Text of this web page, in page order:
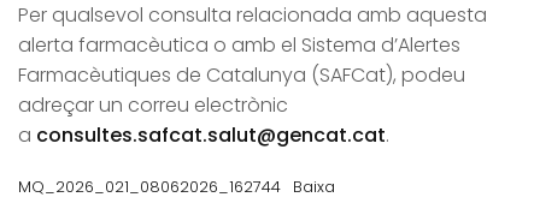
Per qualsevol consulta relacionada amb aquesta
alerta farmacèutica o amb el Sistema d’Alertes
Farmacèutiques de Catalunya (SAFCat), podeu
adreçar un correu electrònic
a consultes.safcat.salut@gencat.cat.
MQ_2026_021_08062026_162744 Baixa